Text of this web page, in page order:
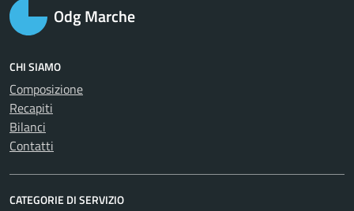
Odg Marche
CHI SIAMO
Composizione
Recapiti
Bilanci
Contatti
CATEGORIE DI SERVIZIO